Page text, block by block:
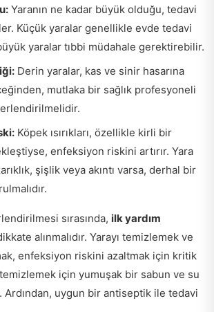
Yaranın ne kadar büyük olduğu, tedavi
Küçük yaralar genellikle evde tedavi
yaralar tıbbi müdahale gerektirebilir.
Derin yaralar, kas ve sinir hasarına
mutlaka bir sağlık profesyoneli
Köpek ısırıkları, özellikle kirli bir
enfeksiyon riskini artırır. Yara
şişlik veya akıntı varsa, derhal bir
sırasında, ilk yardım
alınmalıdır. Yarayı temizlemek ve
enfeksiyon riskini azaltmak için kritik
temizlemek için yumuşak bir sabun ve su
Ardından, uygun bir antiseptik ile tedavi